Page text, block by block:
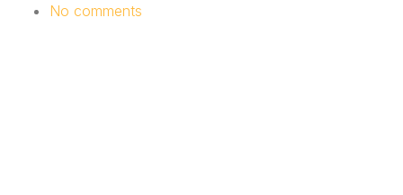
No comments